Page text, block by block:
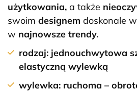
użytkowania, a także
swoim designem doskonale
w najnowsze trendy.
rodzaj: jednouchwytowa
elastyczną wylewką
wylewka: ruchoma –